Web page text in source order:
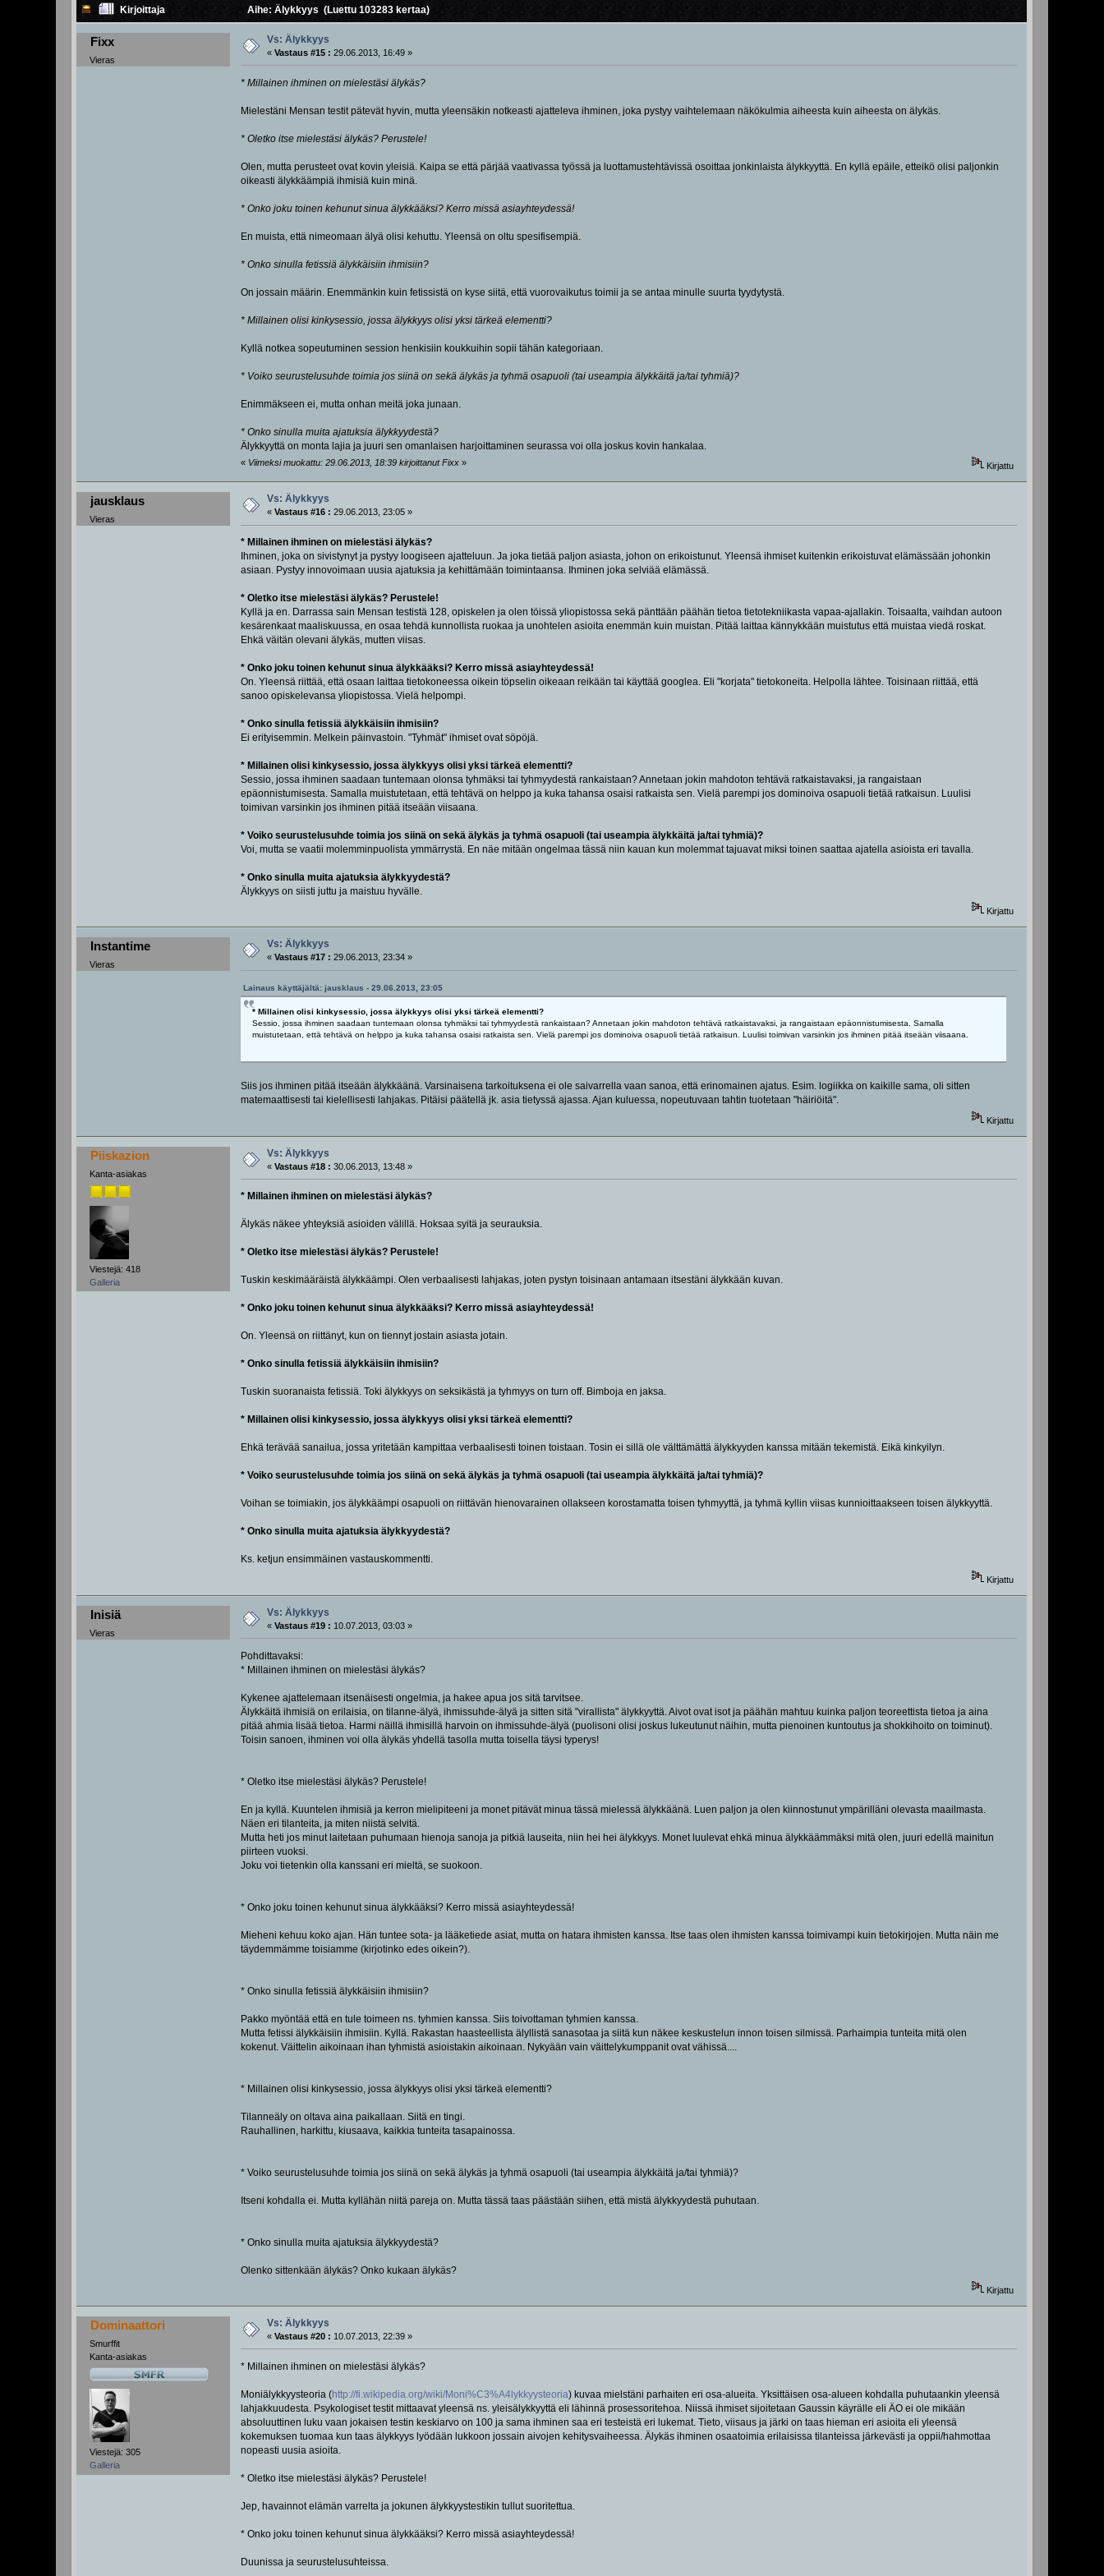
Kirjoittaja Aihe: Älykkyys (Luettu 103283 kertaa)
Fixx
Vieras
Vs: Älykkyys
«Vastaus #15 : 29.06.2013, 16:49 »
* Millainen ihminen on mielestäsi älykäs?
Mielestäni Mensan testit pätevät hyvin, mutta yleensäkin notkeasti ajatteleva ihminen, joka pystyy vaihtelemaan näkökulmia aiheesta kuin aiheesta on älykäs.
* Oletko itse mielestäsi älykäs? Perustele!
Olen, mutta perusteet ovat kovin yleisiä. Kaipa se että pärjää vaativassa työssä ja luottamustehtävissä osoittaa jonkinlaista älykkyyttä. En kyllä epäile, etteikö olisi paljonkin
oikeasti älykkäämpiä ihmisiä kuin minä.
* Onko joku toinen kehunut sinua älykkääksi? Kerro missä asiayhteydessä!
En muista, että nimeomaan älyä olisi kehuttu. Yleensä on oltu spesifisempiä.
* Onko sinulla fetissiä älykkäisiin ihmisiin?
On jossain määrin. Enemmänkin kuin fetissistä on kyse siitä, että vuorovaikutus toimii ja se antaa minulle suurta tyydytystä.
* Millainen olisi kinkysessio, jossa älykkyys olisi yksi tärkeä elementti?
Kyllä notkea sopeutuminen session henkisiin koukkuihin sopii tähän kategoriaan.
* Voiko seurustelusuhde toimia jos siinä on sekä älykäs ja tyhmä osapuoli (tai useampia älykkäitä ja/tai tyhmiä)?
Enimmäkseen ei, mutta onhan meitä joka junaan.
* Onko sinulla muita ajatuksia älykkyydestä?
Älykkyyttä on monta lajia ja juuri sen omanlaisen harjoittaminen seurassa voi olla joskus kovin hankalaa.
« Viimeksi muokattu: 29.06.2013, 18:39 kirjoittanut Fixx» Kirjattu
jausklaus
Vieras
Vs: Älykkyys
«Vastaus #16 : 29.06.2013, 23:05 »
* Millainen ihminen on mielestäsi älykäs?
Ihminen, joka on sivistynyt ja pystyy loogiseen ajatteluun. Ja joka tietää paljon asiasta, johon on erikoistunut. Yleensä ihmiset kuitenkin erikoistuvat elämässään johonkin
asiaan. Pystyy innovoimaan uusia ajatuksia ja kehittämään toimintaansa. Ihminen joka selviää elämässä.
* Oletko itse mielestäsi älykäs? Perustele!
Kyllä ja en. Darrassa sain Mensan testistä 128, opiskelen ja olen töissä yliopistossa sekä pänttään päähän tietoa tietotekniikasta vapaa-ajallakin. Toisaalta, vaihdan autoon
kesärenkaat maaliskuussa, en osaa tehdä kunnollista ruokaa ja unohtelen asioita enemmän kuin muistan. Pitää laittaa kännykkään muistutus että muistaa viedä roskat.
Ehkä väitän olevani älykäs, mutten viisas.
* Onko joku toinen kehunut sinua älykkääksi? Kerro missä asiayhteydessä!
On. Yleensä riittää, että osaan laittaa tietokoneessa oikein töpselin oikeaan reikään tai käyttää googlea. Eli "korjata" tietokoneita. Helpolla lähtee. Toisinaan riittää, että
sanoo opiskelevansa yliopistossa. Vielä helpompi.
* Onko sinulla fetissiä älykkäisiin ihmisiin?
Ei erityisemmin. Melkein päinvastoin. "Tyhmät" ihmiset ovat söpöjä.
* Millainen olisi kinkysessio, jossa älykkyys olisi yksi tärkeä elementti?
Sessio, jossa ihminen saadaan tuntemaan olonsa tyhmäksi tai tyhmyydestä rankaistaan? Annetaan jokin mahdoton tehtävä ratkaistavaksi, ja rangaistaan
epäonnistumisesta. Samalla muistutetaan, että tehtävä on helppo ja kuka tahansa osaisi ratkaista sen. Vielä parempi jos dominoiva osapuoli tietää ratkaisun. Luulisi
toimivan varsinkin jos ihminen pitää itseään viisaana.
* Voiko seurustelusuhde toimia jos siinä on sekä älykäs ja tyhmä osapuoli (tai useampia älykkäitä ja/tai tyhmiä)?
Voi, mutta se vaatii molemminpuolista ymmärrystä. En näe mitään ongelmaa tässä niin kauan kun molemmat tajuavat miksi toinen saattaa ajatella asioista eri tavalla.
* Onko sinulla muita ajatuksia älykkyydestä?
Älykkyys on siisti juttu ja maistuu hyvälle.
Kirjattu
Instantime
Vieras
Vs: Älykkyys
«Vastaus #17 : 29.06.2013, 23:34 »
Lainaus käyttäjältä: jausklaus - 29.06.2013, 23:05
* Millainen olisi kinkysessio, jossa älykkyys olisi yksi tärkeä elementti?
Sessio, jossa ihminen saadaan tuntemaan olonsa tyhmäksi tai tyhmyydestä rankaistaan? Annetaan jokin mahdoton tehtävä ratkaistavaksi, ja rangaistaan epäonnistumisesta. Samalla
muistutetaan, että tehtävä on helppo ja kuka tahansa osaisi ratkaista sen. Vielä parempi jos dominoiva osapuoli tietää ratkaisun. Luulisi toimivan varsinkin jos ihminen pitää itseään viisaana.
Siis jos ihminen pitää itseään älykkäänä. Varsinaisena tarkoituksena ei ole saivarrella vaan sanoa, että erinomainen ajatus. Esim. logiikka on kaikille sama, oli sitten
matemaattisesti tai kielellisesti lahjakas. Pitäisi päätellä jk. asia tietyssä ajassa. Ajan kuluessa, nopeutuvaan tahtin tuotetaan "häiriöitä".
Kirjattu
Piiskazion
Kanta-asiakas
Viestejä: 418
Galleria
Vs: Älykkyys
«Vastaus #18 : 30.06.2013, 13:48 »
* Millainen ihminen on mielestäsi älykäs?
Älykäs näkee yhteyksiä asioiden välillä. Hoksaa syitä ja seurauksia.
* Oletko itse mielestäsi älykäs? Perustele!
Tuskin keskimääräistä älykkäämpi. Olen verbaalisesti lahjakas, joten pystyn toisinaan antamaan itsestäni älykkään kuvan.
* Onko joku toinen kehunut sinua älykkääksi? Kerro missä asiayhteydessä!
On. Yleensä on riittänyt, kun on tiennyt jostain asiasta jotain.
* Onko sinulla fetissiä älykkäisiin ihmisiin?
Tuskin suoranaista fetissiä. Toki älykkyys on seksikästä ja tyhmyys on turn off. Bimboja en jaksa.
* Millainen olisi kinkysessio, jossa älykkyys olisi yksi tärkeä elementti?
Ehkä terävää sanailua, jossa yritetään kampittaa verbaalisesti toinen toistaan. Tosin ei sillä ole välttämättä älykkyyden kanssa mitään tekemistä. Eikä kinkyilyn.
* Voiko seurustelusuhde toimia jos siinä on sekä älykäs ja tyhmä osapuoli (tai useampia älykkäitä ja/tai tyhmiä)?
Voihan se toimiakin, jos älykkäämpi osapuoli on riittävän hienovarainen ollakseen korostamatta toisen tyhmyyttä, ja tyhmä kyllin viisas kunnioittaakseen toisen älykkyyttä.
* Onko sinulla muita ajatuksia älykkyydestä?
Ks. ketjun ensimmäinen vastauskommentti.
Kirjattu
Inisiä
Vieras
Vs: Älykkyys
«Vastaus #19 : 10.07.2013, 03:03 »
Pohdittavaksi:
* Millainen ihminen on mielestäsi älykäs?
Kykenee ajattelemaan itsenäisesti ongelmia, ja hakee apua jos sitä tarvitsee.
Älykkäitä ihmisiä on erilaisia, on tilanne-älyä, ihmissuhde-älyä ja sitten sitä "virallista" älykkyyttä. Aivot ovat isot ja päähän mahtuu kuinka paljon teoreettista tietoa ja aina
pitää ahmia lisää tietoa. Harmi näillä ihmisillä harvoin on ihmissuhde-älyä (puolisoni olisi joskus lukeutunut näihin, mutta pienoinen kuntoutus ja shokkihoito on toiminut).
Toisin sanoen, ihminen voi olla älykäs yhdellä tasolla mutta toisella täysi typerys!
* Oletko itse mielestäsi älykäs? Perustele!
En ja kyllä. Kuuntelen ihmisiä ja kerron mielipiteeni ja monet pitävät minua tässä mielessä älykkäänä. Luen paljon ja olen kiinnostunut ympärilläni olevasta maailmasta.
Näen eri tilanteita, ja miten niistä selvitä.
Mutta heti jos minut laitetaan puhumaan hienoja sanoja ja pitkiä lauseita, niin hei hei älykkyys. Monet luulevat ehkä minua älykkäämmäksi mitä olen, juuri edellä mainitun
piirteen vuoksi.
Joku voi tietenkin olla kanssani eri mieltä, se suokoon.
* Onko joku toinen kehunut sinua älykkääksi? Kerro missä asiayhteydessä!
Mieheni kehuu koko ajan. Hän tuntee sota- ja lääketiede asiat, mutta on hatara ihmisten kanssa. Itse taas olen ihmisten kanssa toimivampi kuin tietokirjojen. Mutta näin me
täydemmämme toisiamme (kirjotinko edes oikein?).
* Onko sinulla fetissiä älykkäisiin ihmisiin?
Pakko myöntää että en tule toimeen ns. tyhmien kanssa. Siis toivottaman tyhmien kanssa.
Mutta fetissi älykkäisiin ihmisiin. Kyllä. Rakastan haasteellista älyllistä sanasotaa ja siitä kun näkee keskustelun innon toisen silmissä. Parhaimpia tunteita mitä olen
kokenut. Väittelin aikoinaan ihan tyhmistä asioistakin aikoinaan. Nykyään vain väittelykumppanit ovat vähissä....
* Millainen olisi kinkysessio, jossa älykkyys olisi yksi tärkeä elementti?
Tilanneäly on oltava aina paikallaan. Siitä en tingi.
Rauhallinen, harkittu, kiusaava, kaikkia tunteita tasapainossa.
* Voiko seurustelusuhde toimia jos siinä on sekä älykäs ja tyhmä osapuoli (tai useampia älykkäitä ja/tai tyhmiä)?
Itseni kohdalla ei. Mutta kyllähän niitä pareja on. Mutta tässä taas päästään siihen, että mistä älykkyydestä puhutaan.
* Onko sinulla muita ajatuksia älykkyydestä?
Olenko sittenkään älykäs? Onko kukaan älykäs?
Kirjattu
Dominaattori
Smurffit
Kanta-asiakas
Viestejä: 305
Galleria
Vs: Älykkyys
«Vastaus #20 : 10.07.2013, 22:39 »
* Millainen ihminen on mielestäsi älykäs?
Moniälykkyysteoria (http://fi.wikipedia.org/wiki/Moni%C3%A4lykkyysteoria) kuvaa mielstäni parhaiten eri osa-alueita. Yksittäisen osa-alueen kohdalla puhutaankin yleensä
lahjakkuudesta. Psykologiset testit mittaavat yleensä ns. yleisälykkyyttä eli lähinnä prosessoritehoa. Niissä ihmiset sijoitetaan Gaussin käyrälle eli ÄO ei ole mikään
absoluuttinen luku vaan jokaisen testin keskiarvo on 100 ja sama ihminen saa eri testeistä eri lukemat. Tieto, viisaus ja järki on taas hieman eri asioita eli yleensä
kokemuksen tuomaa kun taas älykkyys lyödään lukkoon jossain aivojen kehitysvaiheessa. Älykäs ihminen osaatoimia erilaisissa tilanteissa järkevästi ja oppii/hahmottaa
nopeasti uusia asioita.
* Oletko itse mielestäsi älykäs? Perustele!
Jep, havainnot elämän varrelta ja jokunen älykkyystestikin tullut suoritettua.
* Onko joku toinen kehunut sinua älykkääksi? Kerro missä asiayhteydessä!
Duunissa ja seurustelusuhteissa.